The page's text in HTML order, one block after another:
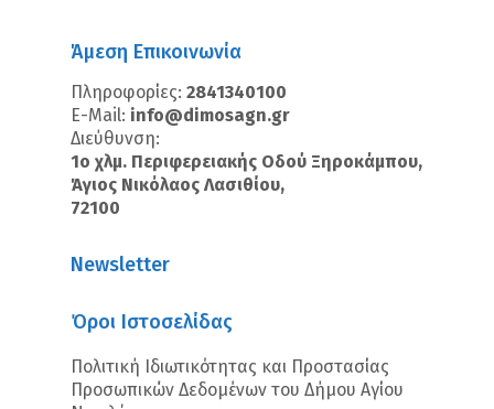
Άμεση Επικοινωνία
Πληροφορίες: 2841340100
E-Mail: info@dimosagn.gr
Διεύθυνση:
1ο χλμ. Περιφερειακής Οδού Ξηροκάμπου,
Άγιος Νικόλαος Λασιθίου,
72100
Newsletter
Όροι Ιστοσελίδας
Πολιτική Ιδιωτικότητας και Προστασίας
Προσωπικών Δεδομένων του Δήμου Αγίου